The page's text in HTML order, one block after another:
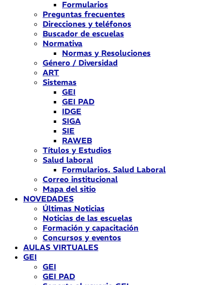
Formularios
Preguntas frecuentes
Direcciones y teléfonos
Buscador de escuelas
Normativa
Normas y Resoluciones
Género / Diversidad
ART
Sistemas
GEI
GEI PAD
IDGE
SIGA
SIE
RAWEB
Títulos y Estudios
Salud laboral
Formularios. Salud Laboral
Correo institucional
Mapa del sitio
NOVEDADES
Últimas Noticias
Noticias de las escuelas
Formación y capacitación
Concursos y eventos
AULAS VIRTUALES
GEI
GEI
GEI PAD